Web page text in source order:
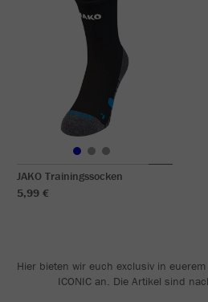
JAKO Trainingssocken
5,99 €
Hier bieten wir euch exclusiv in
ICONIC an. Die Artikel sind